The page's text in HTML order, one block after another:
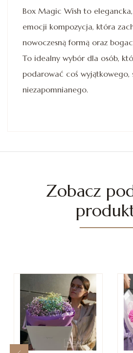
Box Magic Wish to
emocji kompozycja, która
nowoczesną formą oraz
To idealny wybór dla osób,
podarować coś wyjątkowego,
niezapomnianego.
Zobacz